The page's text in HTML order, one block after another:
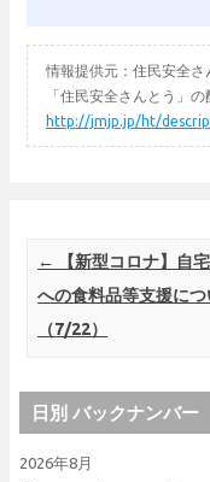
情報提供元：住民安全さ
「住民安全さんとう」
http://jmjp.jp/ht/
Post navigation
←
【新型コロナ】自
への食料品等支援につ
（7/22）
日別 バックナンバー
2026年8月